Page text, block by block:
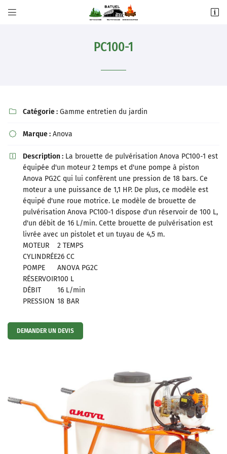
 
Une question
Adresse email de réception
Recopier le code ci-contre
Rafraîchir le captcha
En cochant cette case, vous consentez à recevoir nos propositions commerciales à
l'adresse email indiqué ci-dessus. Vous pouvez vous désinscrire à tout moment en
utilisant
le formulaire de désinscription
PC100-1
 Catégorie : Gamme entretien du jardin
 Marque : Anova
 Description : La brouette de pulvérisation Anova PC100-1 est
équipée d'un moteur 2 temps et d'une pompe à piston
Anova PG2C qui lui confèrent une pression de 18 bars. Ce
moteur a une puissance de 1,1 HP. De plus, ce modèle est
équipé d'une roue motrice. Le modèle de brouette de
pulvérisation Anova PC100-1 dispose d'un réservoir de 100 L,
d'un débit de 16 L/min. Cette brouette de pulvérisation est
livrée avec un pistolet et un tuyau de 4,5 m.
MOTEUR
2 TEMPS
CYLINDRÉE26 CC
POMPE
ANOVA PG2C
RÉSERVOIR100 L
DÉBIT
16 L/min
PRESSION 18 BAR
DEMANDER UN DEVIS